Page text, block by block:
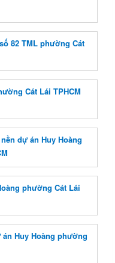
82 TML phường Cát
Cát Lái TPHCM
dự án Huy Hoàng
phường Cát Lái
Huy Hoàng phường